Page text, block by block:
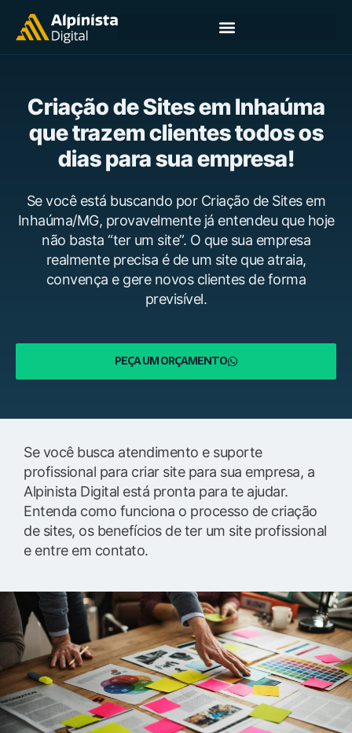
Criação de Sites em Inhaúma
que trazem clientes todos os
dias para sua empresa!
Se você está buscando por Criação de Sites em
Inhaúma/MG, provavelmente já entendeu que hoje
não basta “ter um site”. O que sua empresa
realmente precisa é de um site que atraia,
convença e gere novos clientes de forma
previsível.
PEÇA UM ORÇAMENTO
Se você busca atendimento e suporte
profissional para criar site para sua empresa, a
Alpinista Digital está pronta para te ajudar.
Entenda como funciona o processo de criação
de sites, os benefícios de ter um site profissional
e entre em contato.